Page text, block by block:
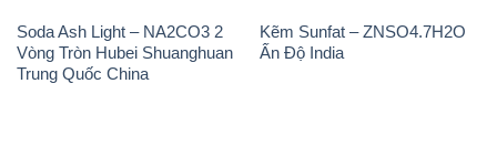
Soda Ash Light – NA2CO3 2
Vòng Tròn Hubei Shuanghuan
Trung Quốc China
Kẽm Sunfat – ZNSO4.7H2O
Ấn Độ India